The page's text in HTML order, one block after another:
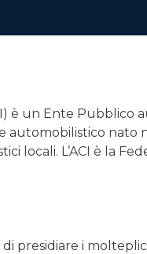
è un Ente
nato
locali. L’ACI è la
di presidiare i